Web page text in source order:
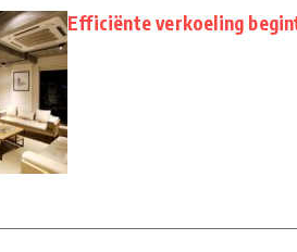
Efficiënte verkoeling